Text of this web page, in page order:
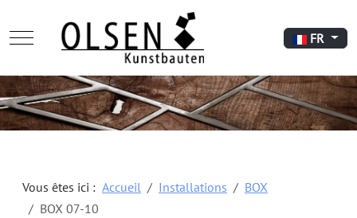
Mobile Menu Toggle FR
Vous êtes ici : Accueil Installations
BOX
BOX 07-10